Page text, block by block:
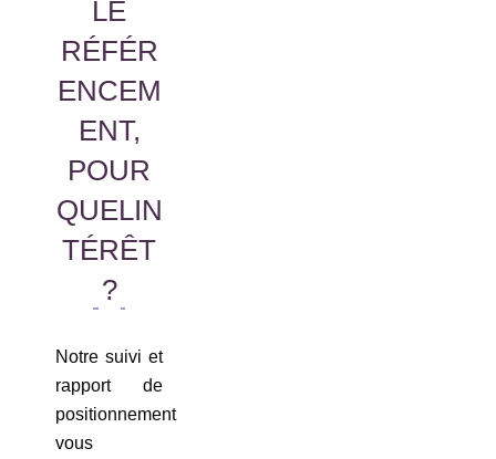
LE
RÉFÉR
ENCEM
ENT,
POUR
QUELIN
TÉRÊT
?
Notre suivi et
rapport de
positionnement
vous